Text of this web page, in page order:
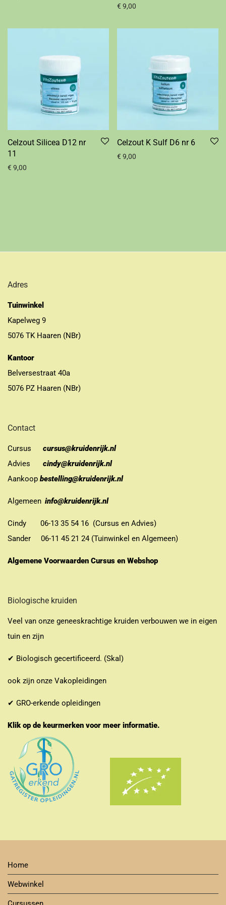
€ 9,00
Celzout Silicea D12 nr
11
€ 9,00
Celzout K Sulf D6 nr 6
€ 9,00
Adres
Tuinwinkel
Kapelweg 9
5076 TK Haaren (NBr)
Kantoor
Belversestraat 40a
5076 PZ Haaren (NBr)
Contact
Cursus
cursus@kruidenrijk.nl
Advies
cindy@kruidenrijk.nl
Aankoop bestelling@kruidenrijk.nl
Algemeen info@kruidenrijk.nl
Cindy 06-13 35 54 16 (Cursus en Advies)
Sander 06-11 45 21 24 (Tuinwinkel en Algemeen)
Algemene Voorwaarden Cursus en Webshop
Biologische kruiden
Veel van onze geneeskrachtige kruiden verbouwen we in eigen
tuin en zijn
✔ Biologisch gecertificeerd. (Skal)
ook zijn onze Vakopleidingen
✔ GRO-erkende opleidingen
Klik op de keurmerken voor meer informatie.
Home
Webwinkel